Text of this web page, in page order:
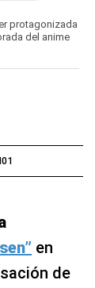
protagonizada
del anime
en
de